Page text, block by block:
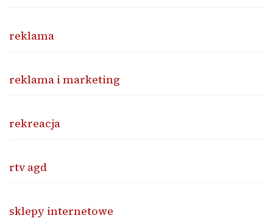
reklama
reklama i marketing
rekreacja
rtv agd
sklepy internetowe